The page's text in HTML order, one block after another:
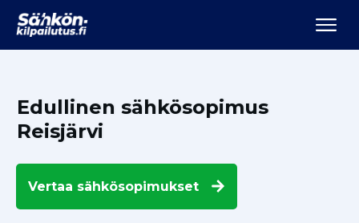
Edullinen sähkösopimus
Reisjärvi
Vertaa sähkösopimukset